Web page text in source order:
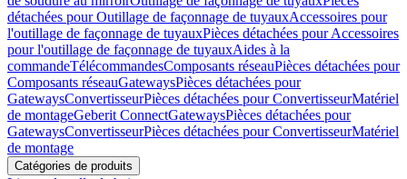
détachées pour Outillage de façonnage de tuyauxAccessoires pour
l'outillage de façonnage de tuyauxPièces détachées pour Accessoires
pour l'outillage de façonnage de tuyauxAides à la
commandeTélécommandesComposants réseauPièces détachées pour
Composants réseauGatewaysPièces détachées pour
GatewaysConvertisseurPièces détachées pour ConvertisseurMatériel
de montageGeberit ConnectGatewaysPièces détachées pour
GatewaysConvertisseurPièces détachées pour ConvertisseurMatériel
de montage
Catégories de produits